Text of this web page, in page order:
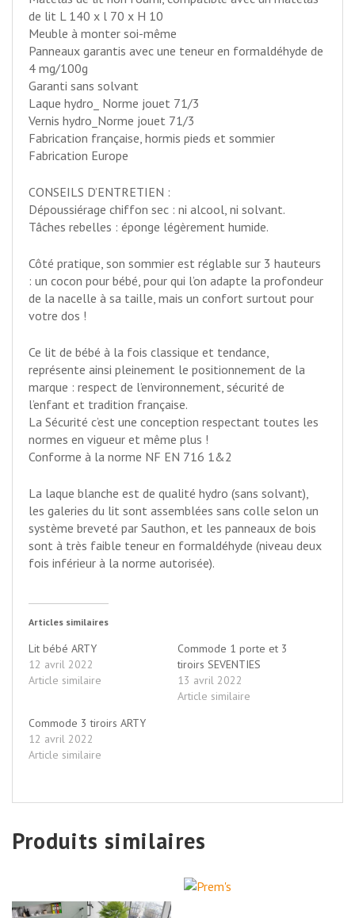
de lit L 140 x l 70 x H 10
Meuble à monter soi-même
Panneaux garantis avec une teneur en formaldéhyde de
4 mg/100g
Garanti sans solvant
Laque hydro_ Norme jouet 71/3
Vernis hydro_Norme jouet 71/3
Fabrication française, hormis pieds et sommier
Fabrication Europe
CONSEILS D’ENTRETIEN :
Dépoussiérage chiffon sec : ni alcool, ni solvant.
Tâches rebelles : éponge légèrement humide.
Côté pratique, son sommier est réglable sur 3 hauteurs
: un cocon pour bébé, pour qui l’on adapte la profondeur
de la nacelle à sa taille, mais un confort surtout pour
votre dos !
Ce lit de bébé à la fois classique et tendance,
représente ainsi pleinement le positionnement de la
marque : respect de l’environnement, sécurité de
l’enfant et tradition française.
La Sécurité c’est une conception respectant toutes les
normes en vigueur et même plus !
Conforme à la norme NF EN 716 1&2
La laque blanche est de qualité hydro (sans solvant),
les galeries du lit sont assemblées sans colle selon un
système breveté par Sauthon, et les panneaux de bois
sont à très faible teneur en formaldéhyde (niveau deux
fois inférieur à la norme autorisée).
Articles similaires
Lit bébé ARTY
12 avril 2022
Article similaire
Commode 1 porte et 3
tiroirs SEVENTIES
13 avril 2022
Article similaire
Commode 3 tiroirs ARTY
12 avril 2022
Article similaire
Produits similaires